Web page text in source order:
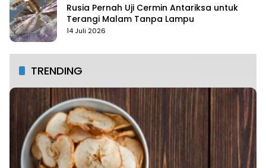
Rusia Pernah Uji Cermin Antariksa untuk
Terangi Malam Tanpa Lampu
14 Juli 2026
TRENDING